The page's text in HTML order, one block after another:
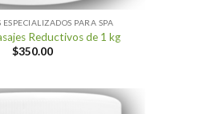
ESPECIALIZADOS PARA SPA
Reductivos de 1 kg
$350.00